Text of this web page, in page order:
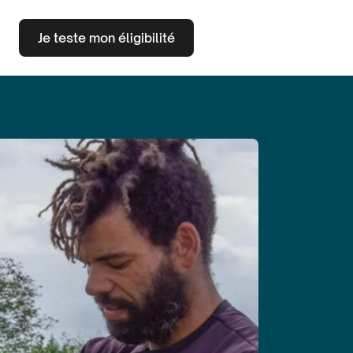
Je teste mon éligibilité